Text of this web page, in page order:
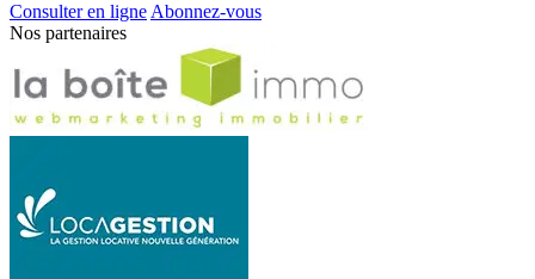
Consulter en ligne Abonnez-vous
Nos partenaires